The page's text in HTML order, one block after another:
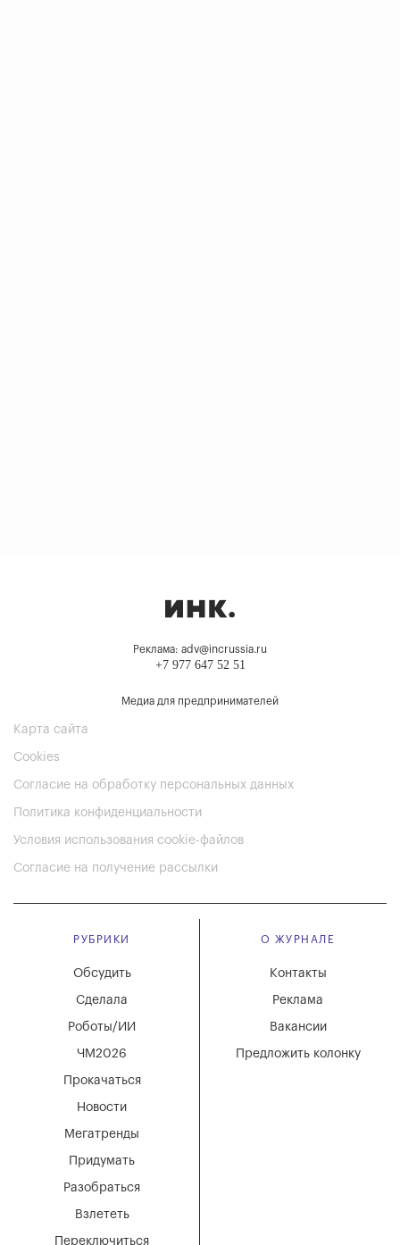
Реклама: adv@incrussia.ru
+7 977 647 52 51
Медиа для предпринимателей
Карта сайта
Cookies
Согласие на обработку персональных данных
Политика конфиденциальности
Условия использования cookie-файлов
Согласие на получение рассылки
РУБРИКИ
Мегатренды
Придумать
Разобраться
Взлететь
Новости
Переключиться
Обсудить
Сделала
Роботы/ИИ
ЧМ2026
Прокачаться
О ЖУРНАЛЕ
Вакансии
Реклама
Контакты
Предложить колонку